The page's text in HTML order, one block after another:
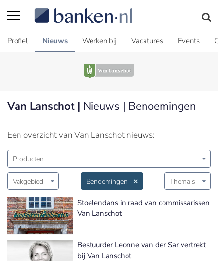
Profiel Nieuws Werken bij Vacatures Events
Van Lanschot | Nieuws | Benoemingen
Een overzicht van Van Lanschot nieuws:
Producten
Vakgebied Benoemingen Thema's
Stoelendans in raad van commissarissen
Van Lanschot
Bestuurder Leonne van der Sar vertrekt
bij Van Lanschot